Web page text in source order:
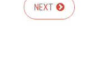
NEXT